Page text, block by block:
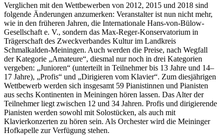
Verglichen mit den Wettbewerben von 2012, 2015 und 2018 sind
folgende Änderungen anzumerken: Veranstalter ist nun nicht mehr,
wie in den früheren Jahren, die Internationale Hans-von-Bülow-
Gesellschaft e. V., sondern das Max-Reger-Konservatorium in
Trägerschaft des Zweckverbandes Kultur im Landkreis
Schmalkalden-Meiningen. Auch werden die Preise, nach Wegfall
der Kategorie „Amateure“, diesmal nur noch in drei Kategorien
vergeben: „Junioren“ (unterteilt in Teilnehmer bis 13 Jahre und 14–
17 Jahre), „Profis“ und „Dirigieren vom Klavier“. Zum diesjährigen
Wettbewerb werden sich insgesamt 59 Pianistinnen und Pianisten
aus sechs Kontinenten in Meiningen hören lassen. Das Alter der
Teilnehmer liegt zwischen 12 und 34 Jahren. Profis und dirigierende
Pianisten werden sowohl mit Solostücken, als auch mit
Klavierkonzerten zu hören sein. Als Orchester wird die Meininger
Hofkapelle zur Verfügung stehen.